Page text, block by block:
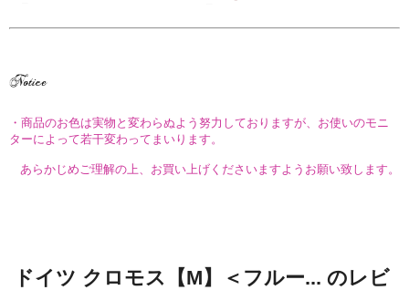
・商品のお色は実物と変わらぬよう努力しておりますが、お使いのモニ
ターによって若干変わってまいります。
あらかじめご理解の上、お買い上げくださいますようお願い致します。
ドイツ クロモス【M】＜フルー... のレビ